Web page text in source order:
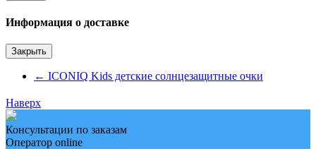
Информация о доставке
Закрыть
← ICONIQ Kids детские солнцезащитные очки
Наверх
Консультации по заказам
Оператор online